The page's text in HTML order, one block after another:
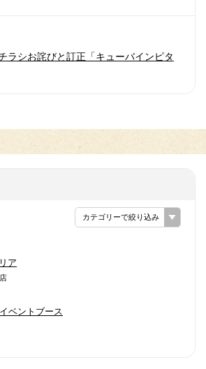
ラシお詫びと訂正「キューバインピタ
カテゴリーで絞り込み
ア
ベントブース